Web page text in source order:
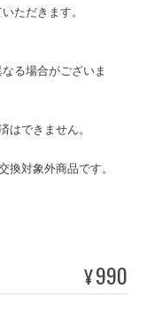
ただきます。
る場合がございま
はできません。
換対象外商品です。
¥990